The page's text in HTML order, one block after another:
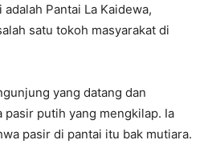
Pantai La Kaidewa,
satu tokoh masyarakat di
yang datang dan
putih yang mengkilap. Ia
pasir di pantai itu bak mutiara.